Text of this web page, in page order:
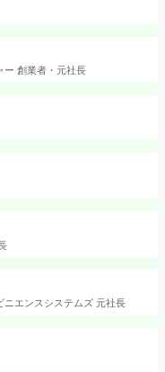
ー 創業者・元社長
ニエンスシステムズ 元社長